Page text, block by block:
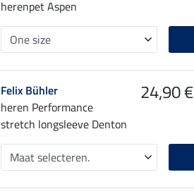
herenpet Aspen
Felix Bühler
heren Performance
stretch longsleeve Denton
24,90 €